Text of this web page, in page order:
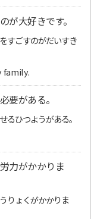
が大好きです。
すごすのがだいすき
family.
要がある。
るひつようがある。
力がかかりま
りょくがかかりま